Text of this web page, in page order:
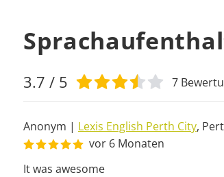
3.7 / 5 7
Anonym | Lexis English Perth City,
vor 6 Monaten
It was awesome